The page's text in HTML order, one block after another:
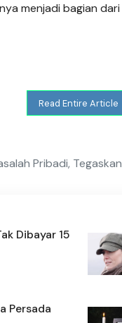
menjadi bagian
Read Entire Article
Pribadi,
Dibayar 15
Persada